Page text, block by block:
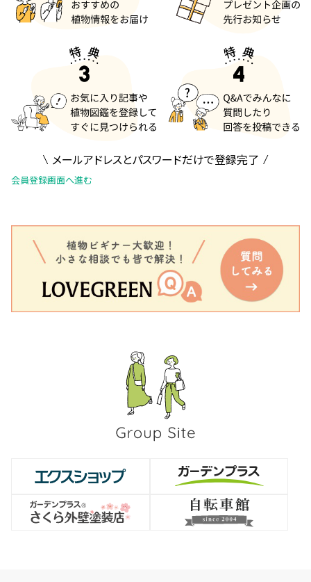
メールアドレスとパスワードだけで登録完了
会員登録画面へ進む